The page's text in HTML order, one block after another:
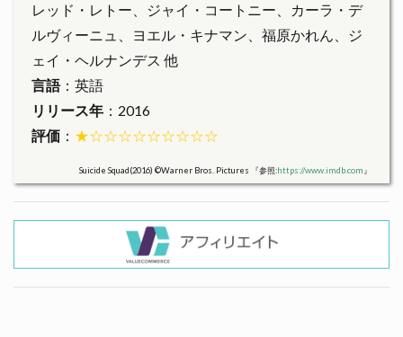
レッド・レトー、ジャイ・コートニー、カーラ・デ
ルヴィーニュ、ヨエル・キナマン、福原かれん、ジ
ェイ・ヘルナンデス 他
言語：英語
リリース年 ：2016
評価 ： ★☆☆☆☆☆☆☆☆☆
Suicide Squad(2016) ©Warner Bros. Pictures 『参照:https://www.imdb.com 』